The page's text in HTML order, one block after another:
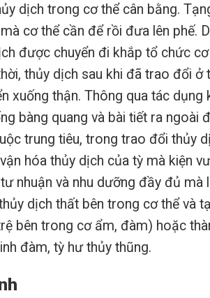
dịch trong cơ thể cân bằng.
cơ thể cần để rồi đưa lên phế.
được chuyển đi khắp tổ chức
thủy dịch sau khi đã trao đổi
xuống thận. Thông qua tác dụng
bàng quang và bài tiết ra ngoài
trung tiêu, trong trao đổi thủy
hóa thủy dịch của tỳ mà kiện
nhuận và nhu dưỡng đầy đủ mà
dịch thất bên trong cơ thể và
bên trong cơ ẩm, đàm) hoặc
đàm, tỳ hư thủy thũng.